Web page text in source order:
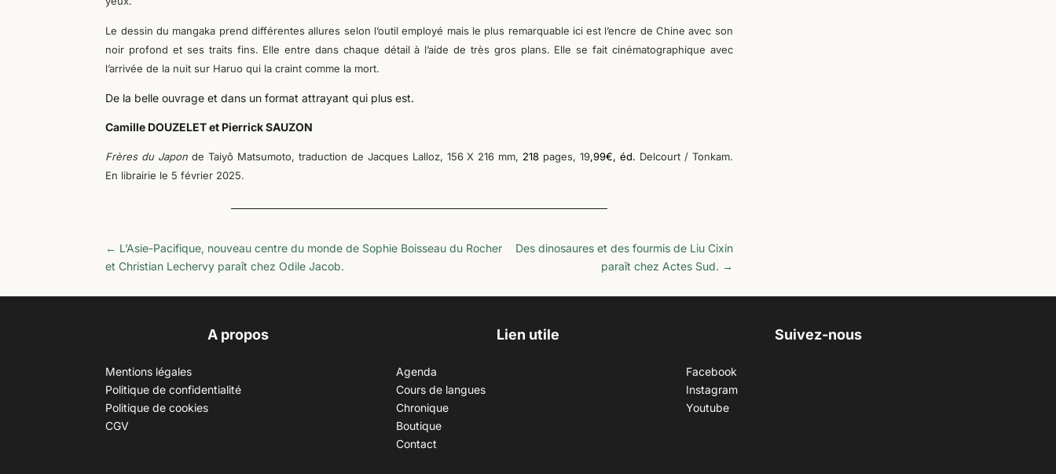
Le dessin du mangaka prend différentes allures selon l’outil employé mais le plus remarquable ici est l’encre de Chine avec son
noir profond et ses traits fins. Elle entre dans chaque détail à l’aide de très gros plans. Elle se fait cinématographique avec
l’arrivée de la nuit sur Haruo qui la craint comme la mort.
De la belle ouvrage et dans un format attrayant qui plus est.
Camille DOUZELET et Pierrick SAUZON
Frères du Japonde Taiyô Matsumoto, traduction de Jacques Lalloz, 156 X 216 mm, 218 pages, 19,99€, éd. Delcourt / Tonkam.
En librairie le 5 février 2025.
← L’Asie-Pacifique, nouveau centre du monde de Sophie Boisseau du Rocher
et Christian Lechervy paraît chez Odile Jacob.
Des dinosaures et des fourmis de Liu Cixin
paraît chez Actes Sud. →
A propos
Mentions légales
Politique de confidentialité
Politique de cookies
CGV
Lien utile
Agenda
Cours de langues
Chronique
Boutique
Contact
Suivez-nous
Facebook
Instagram
Youtube